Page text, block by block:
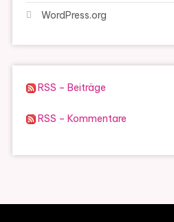
WordPress.org
RSS – Beiträge
RSS – Kommentare